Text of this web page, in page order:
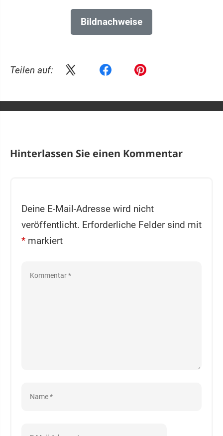
Bildnachweise
Teilen auf:
Hinterlassen Sie einen Kommentar
Deine E-Mail-Adresse wird nicht
veröffentlicht. Erforderliche Felder sind mit
* markiert